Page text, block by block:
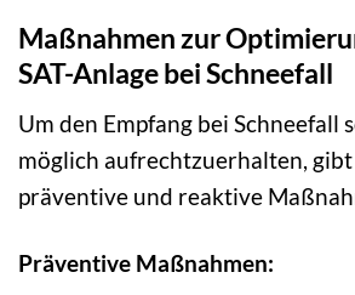
Maßnahmen zur
SAT-Anlage bei Schneefall
Um den Empfang bei Schneefall
möglich aufrechtzuerhalten,
präventive und reaktive
Präventive Maßnahmen: